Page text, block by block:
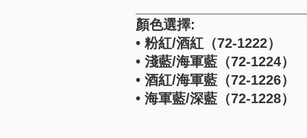
顏色選擇:
• 粉紅/酒紅（72-1222）
• 淺藍/海軍藍（72-1224）
• 酒紅/海軍藍（72-1226）
• 海軍藍/深藍（72-1228）